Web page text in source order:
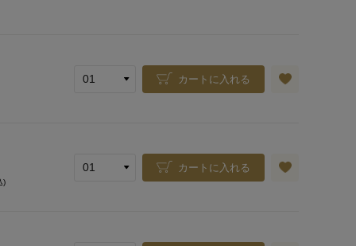
カートに入れる
)
カートに入れる